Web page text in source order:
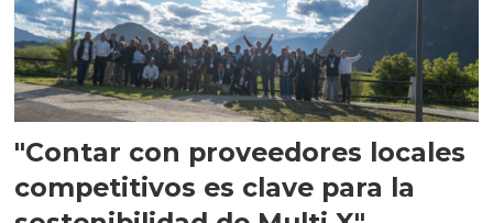
"Contar con proveedores locales
competitivos es clave para la